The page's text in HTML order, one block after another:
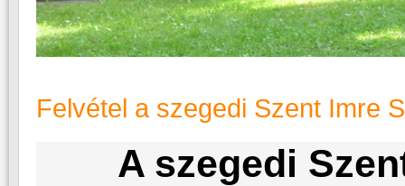
Felvétel a szegedi Szent Imre
A szegedi